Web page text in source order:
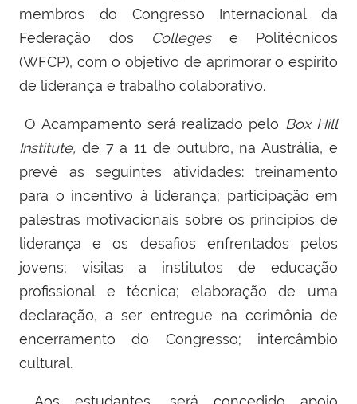
membros do Congresso Internacional da
Federação dos Collegese Politécnicos
(WFCP), com o objetivo de aprimorar o espírito
de liderança e trabalho colaborativo.
O Acampamento será realizado pelo Box Hill
Institute, de 7 a 11 de outubro, na Austrália, e
prevê as seguintes atividades: treinamento
para o incentivo à liderança; participação em
palestras motivacionais sobre os princípios de
liderança e os desafios enfrentados pelos
jovens; visitas a institutos de educação
profissional e técnica; elaboração de uma
declaração, a ser entregue na cerimônia de
encerramento do Congresso; intercâmbio
cultural.